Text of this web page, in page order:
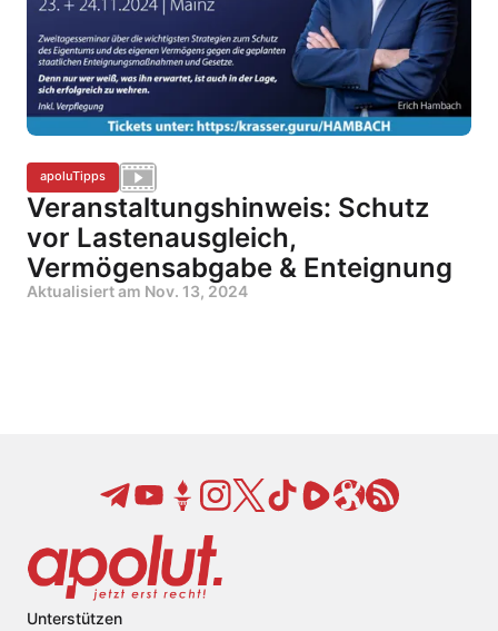
apoluTipps
Veranstaltungshinweis: Schutz
vor Lastenausgleich,
Vermögensabgabe & Enteignung
Aktualisiert am Nov. 13, 2024
Unterstützen